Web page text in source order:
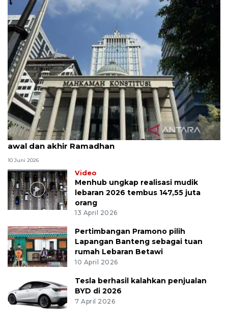
MK uji materi UU Peradilan Agama perihal isbat
awal dan akhir Ramadhan
10 Juni 2026
Video
Menhub ungkap realisasi mudik
lebaran 2026 tembus 147,55 juta
orang
13 April 2026
Pertimbangan Pramono pilih
Lapangan Banteng sebagai tuan
rumah Lebaran Betawi
10 April 2026
Tesla berhasil kalahkan penjualan
BYD di 2026
7 April 2026